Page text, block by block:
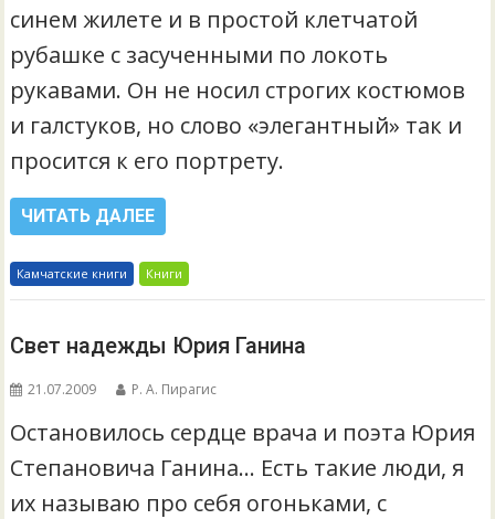
синем жилете и в простой клетчатой
рубашке с засученными по локоть
рукавами. Он не носил строгих костюмов
и галстуков, но слово «элегантный» так и
просится к его портрету.
ЧИТАТЬ ДАЛЕЕ
Камчатские книги Книги
Свет надежды Юрия Ганина
21.07.2009 Р. А. Пирагис
Остановилось сердце врача и поэта Юрия
Степановича Ганина… Есть такие люди, я
их называю про себя огоньками, с